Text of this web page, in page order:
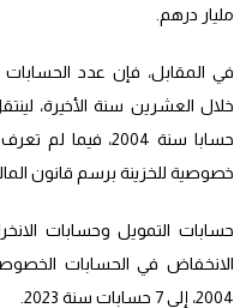
مليار درهم.
في المقابل، فإن عدد الحسابات
خصوصية للخزينة برسم قانون المالية
حسابات التمويل وحسابات
2004، إلى 7 حسابات سنة 2023.